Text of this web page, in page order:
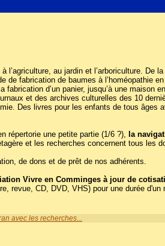
au jardin et l’arboriculture. De
de fabrication de baumes à l’homéopathie
d’un panier, jusqu’à une maison
et des archives culturelles des 10
Des livres pour les enfants de tous âges
répertorie une petite partie (1/6 ?), la
et les recherches concernent tous les
de dons et de prêt de nos adhérents.
Vivre en Comminges à jour de
revue, CD, DVD, VHS) pour une durée d'un
avec les recherches...